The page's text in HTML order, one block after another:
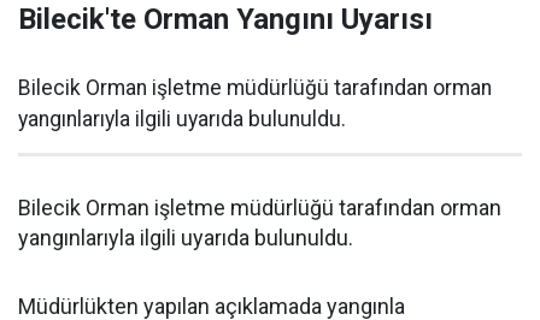
Bilecik'te Orman Yangını Uyarısı
Bilecik Orman işletme müdürlüğü tarafından orman
yangınlarıyla ilgili uyarıda bulunuldu.
Bilecik Orman işletme müdürlüğü tarafından orman
yangınlarıyla ilgili uyarıda bulunuldu.
Müdürlükten yapılan açıklamada yangınla